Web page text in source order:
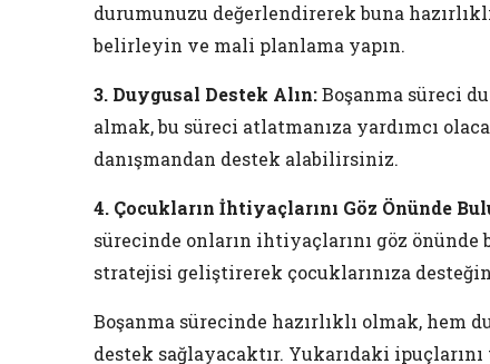
durumunuzu değerlendirerek buna
belirleyin ve mali planlama yapın.
3. Duygusal Destek Alın:Boşanma süreci
almak, bu süreci atlatmanıza yardımcı
danışmandan destek alabilirsiniz.
4. Çocukların İhtiyaçlarını Göz Önünde
sürecinde onların ihtiyaçlarını göz
stratejisi geliştirerek çocuklarınıza
Boşanma sürecinde hazırlıklı olmak, hem
destek sağlayacaktır. Yukarıdaki